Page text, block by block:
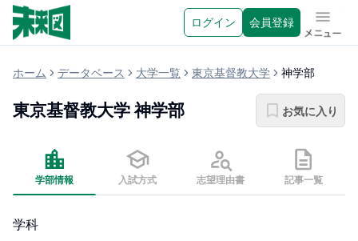
ログイン 会員登録 メニュ
ホーム データベース 大学一覧 東京基督教大学 神学部
東京基督教大学 神学部 お気に入り
学部情報 入試方式 志望理由書 記事一覧
学科